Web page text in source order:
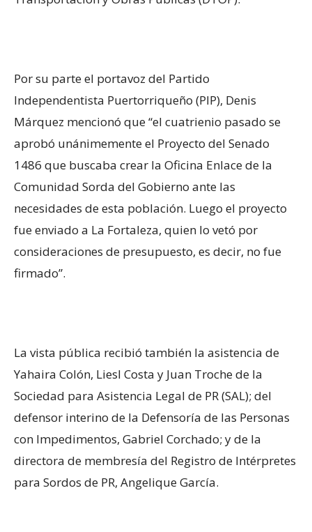
Por su parte el portavoz del Partido
Independentista Puertorriqueño (PIP), Denis
Márquez mencionó que “el cuatrienio pasado se
aprobó unánimemente el Proyecto del Senado
1486 que buscaba crear la Oficina Enlace de la
Comunidad Sorda del Gobierno ante las
necesidades de esta población. Luego el proyecto
fue enviado a La Fortaleza, quien lo vetó por
consideraciones de presupuesto, es decir, no fue
firmado”.
La vista pública recibió también la asistencia de
Yahaira Colón, Liesl Costa y Juan Troche de la
Sociedad para Asistencia Legal de PR (SAL); del
defensor interino de la Defensoría de las Personas
con Impedimentos, Gabriel Corchado; y de la
directora de membresía del Registro de Intérpretes
para Sordos de PR, Angelique García.